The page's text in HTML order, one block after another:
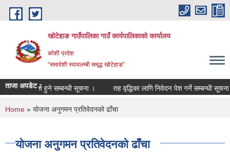
Skip to main content
खोटेहाङ गाउँपालिका गाउँ कार्यपालिकाको कार्यालय
कोशी प्रदेश
“समावेशी स्वावलम्बी समृद्ध खोटेहाङ”
ताजा अपडेट :
दर्ता हुने सम्बन्धी सूचना । तह वृद्धिका लागि निवेदन पेश गर्ने सम्बन्धी सूचना
You are here
Home » योजना अनुगमन प्रतिवेदनको ढाँचा
योजना अनुगमन प्रतिवेदनको ढाँचा